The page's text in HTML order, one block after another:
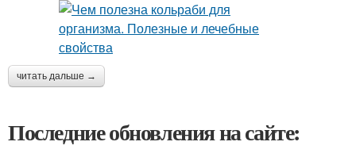
читать дальше →
Последние обновления на сайте: